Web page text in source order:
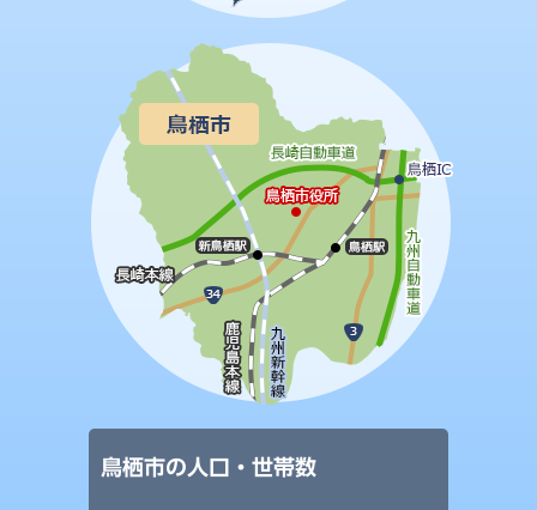
鳥栖市の人口・世帯数